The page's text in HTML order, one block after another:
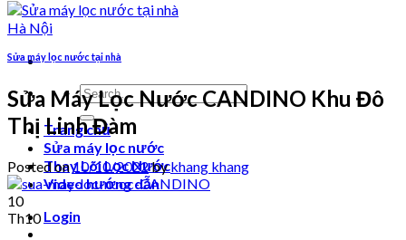
Search
for:
Trang chủ
Sửa máy lọc nước
Thay Lõi Lọc Nước
Video hướng dẫn
Login
Sửa máy lọc nước tại nhà
Sửa Máy Lọc Nước CANDINO Khu Đô
Thị Linh Đàm
Posted on10/10/2022bykhang khang
10
Th10